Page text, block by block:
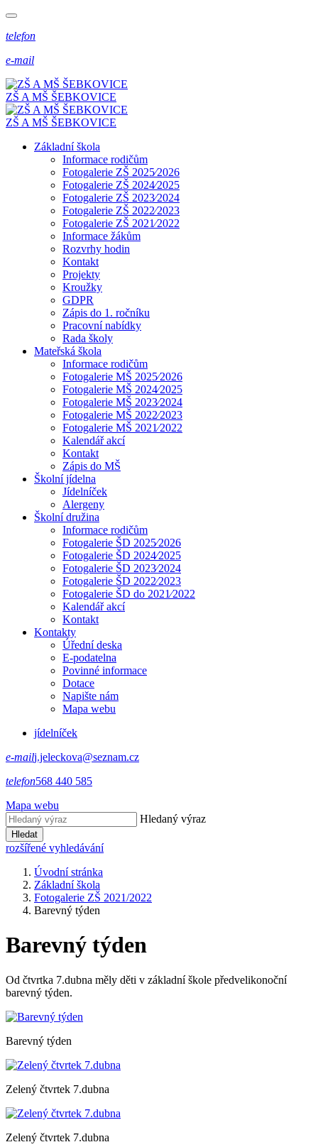
telefon
e-mail
ZŠ A MŠ ŠEBKOVICE
ZŠ A MŠ ŠEBKOVICE
Základní škola
Informace rodičům
Fotogalerie ZŠ 2025⁄2026
Fotogalerie ZŠ 2024⁄2025
Fotogalerie ZŠ 2023⁄2024
Fotogalerie ZŠ 2022⁄2023
Fotogalerie ZŠ 2021⁄2022
Informace žákům
Rozvrhy hodin
Kontakt
Projekty
Kroužky
GDPR
Zápis do 1. ročníku
Pracovní nabídky
Rada školy
Mateřská škola
Informace rodičům
Fotogalerie MŠ 2025⁄2026
Fotogalerie MŠ 2024⁄2025
Fotogalerie MŠ 2023⁄2024
Fotogalerie MŠ 2022⁄2023
Fotogalerie MŠ 2021⁄2022
Kalendář akcí
Kontakt
Zápis do MŠ
Školní jídelna
Jídelníček
Alergeny
Školní družina
Informace rodičům
Fotogalerie ŠD 2025⁄2026
Fotogalerie ŠD 2024⁄2025
Fotogalerie ŠD 2023⁄2024
Fotogalerie ŠD 2022⁄2023
Fotogalerie ŠD do 2021⁄2022
Kalendář akcí
Kontakt
Kontakty
Úřední deska
E-podatelna
Povinné informace
Dotace
Napište nám
Mapa webu
jídelníček
e-mailj.jeleckova@seznam.cz
telefon568 440 585
Mapa webu
Hledaný výraz
Hledat
rozšířené vyhledávání
Úvodní stránka
Základní škola
Fotogalerie ZŠ 2021/2022
Barevný týden
Barevný týden
Od čtvrtka 7.dubna měly děti v základní škole předvelikonoční
barevný týden.
Barevný týden
Zelený čtvrtek 7.dubna
Zelený čtvrtek 7.dubna